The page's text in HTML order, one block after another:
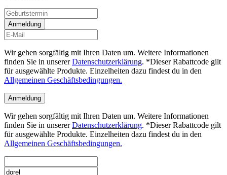
Anmeldung
Wir gehen sorgfältig mit Ihren Daten um. Weitere Informationen
finden Sie in unsererDatenschutzerklärung. *Dieser Rabattcode gilt
für ausgewählte Produkte. Einzelheiten dazu findest du in den
Allgemeinen Geschäftsbedingungen.
Anmeldung
Wir gehen sorgfältig mit Ihren Daten um. Weitere Informationen
finden Sie in unsererDatenschutzerklärung. *Dieser Rabattcode gilt
für ausgewählte Produkte. Einzelheiten dazu findest du in den
Allgemeinen Geschäftsbedingungen.